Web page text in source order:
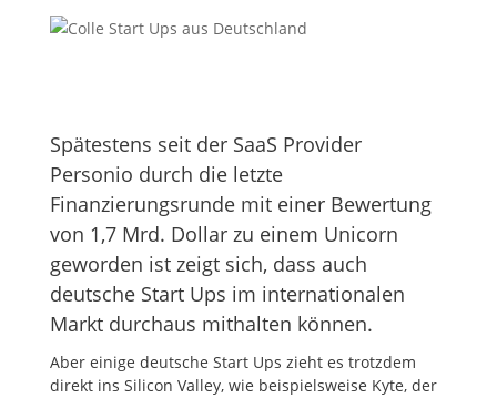
Spätestens seit der SaaS Provider
Personio durch die letzte
Finanzierungsrunde mit einer Bewertung
von 1,7 Mrd. Dollar zu einem Unicorn
geworden ist zeigt sich, dass auch
deutsche Start Ups im internationalen
Markt durchaus mithalten können.
Aber einige deutsche Start Ups zieht es trotzdem
direkt ins Silicon Valley, wie beispielsweise Kyte, der